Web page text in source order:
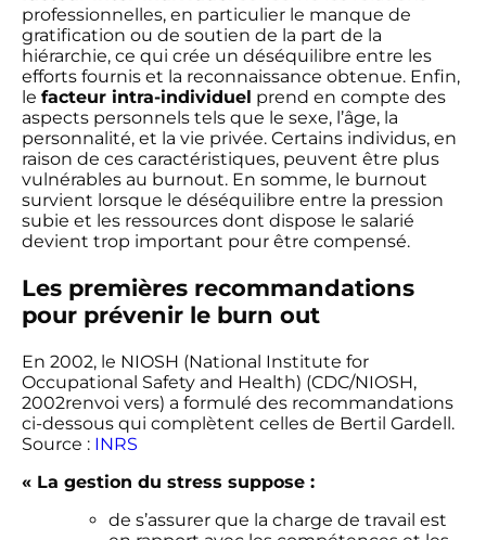
professionnelles, en particulier le manque de
gratification ou de soutien de la part de la
hiérarchie, ce qui crée un déséquilibre entre les
efforts fournis et la reconnaissance obtenue. Enfin,
le facteur intra-individuel prend en compte des
aspects personnels tels que le sexe, l’âge, la
personnalité, et la vie privée. Certains individus, en
raison de ces caractéristiques, peuvent être plus
vulnérables au burnout. En somme, le burnout
survient lorsque le déséquilibre entre la pression
subie et les ressources dont dispose le salarié
devient trop important pour être compensé.
Les premières recommandations
pour prévenir le burn out
En 2002, le NIOSH (National Institute for
Occupational Safety and Health) (CDC/NIOSH,
2002renvoi vers) a formulé des recommandations
ci-dessous qui complètent celles de Bertil Gardell.
Source : INRS
« La gestion du stress suppose :
de s’assurer que la charge de travail est